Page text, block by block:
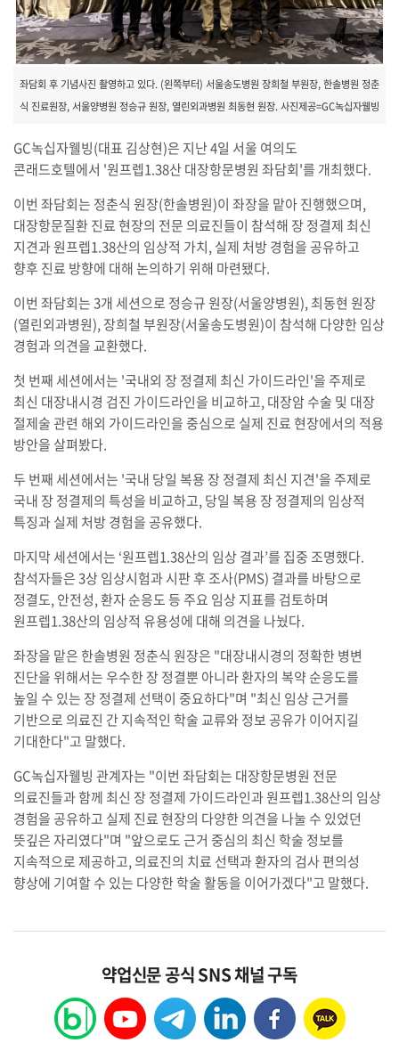
좌담회 후 기념사진 촬영하고 있다. (왼쪽부터) 서울송도병원 장희철 부원장, 한솔병원 정춘
식 진료원장, 서울양병원 정승규 원장, 열린외과병원 최동현 원장. 사진제공=GC녹십자웰빙
GC녹십자웰빙(대표 김상현)은 지난 4일 서울 여의도
콘래드호텔에서 '원프렙1.38산 대장항문병원 좌담회'를 개최했다.
이번 좌담회는 정춘식 원장(한솔병원)이 좌장을 맡아 진행했으며,
대장항문질환 진료 현장의 전문 의료진들이 참석해 장 정결제 최신
지견과 원프렙1.38산의 임상적 가치, 실제 처방 경험을 공유하고
향후 진료 방향에 대해 논의하기 위해 마련됐다.
이번 좌담회는 3개 세션으로 정승규 원장(서울양병원), 최동현 원장
(열린외과병원), 장희철 부원장(서울송도병원)이 참석해 다양한 임상
경험과 의견을 교환했다.
첫 번째 세션에서는 '국내외 장 정결제 최신 가이드라인'을 주제로
최신 대장내시경 검진 가이드라인을 비교하고, 대장암 수술 및 대장
절제술 관련 해외 가이드라인을 중심으로 실제 진료 현장에서의 적용
방안을 살펴봤다.
두 번째 세션에서는 '국내 당일 복용 장 정결제 최신 지견'을 주제로
국내 장 정결제의 특성을 비교하고, 당일 복용 장 정결제의 임상적
특징과 실제 처방 경험을 공유했다.
마지막 세션에서는 ‘원프렙1.38산의 임상 결과’를 집중 조명했다.
참석자들은 3상 임상시험과 시판 후 조사(PMS) 결과를 바탕으로
정결도, 안전성, 환자 순응도 등 주요 임상 지표를 검토하며
원프렙1.38산의 임상적 유용성에 대해 의견을 나눴다.
좌장을 맡은 한솔병원 정춘식 원장은 "대장내시경의 정확한 병변
진단을 위해서는 우수한 장 정결뿐 아니라 환자의 복약 순응도를
높일 수 있는 장 정결제 선택이 중요하다"며 "최신 임상 근거를
기반으로 의료진 간 지속적인 학술 교류와 정보 공유가 이어지길
기대한다"고 말했다.
GC녹십자웰빙 관계자는 "이번 좌담회는 대장항문병원 전문
의료진들과 함께 최신 장 정결제 가이드라인과 원프렙1.38산의 임상
경험을 공유하고 실제 진료 현장의 다양한 의견을 나눌 수 있었던
뜻깊은 자리였다"며 "앞으로도 근거 중심의 최신 학술 정보를
지속적으로 제공하고, 의료진의 치료 선택과 환자의 검사 편의성
향상에 기여할 수 있는 다양한 학술 활동을 이어가겠다"고 말했다.
약업신문 공식 SNS 채널 구독